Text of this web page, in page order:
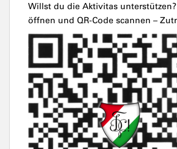
Willst du die Aktivitas
öffnen und QR-Code scannen –